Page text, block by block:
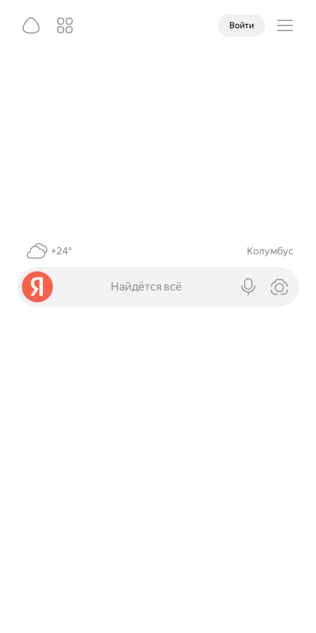
Войти
+24° Колумбус
Найдётся всё